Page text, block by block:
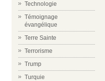
Technologie
Témoignage
évangélique
Terre Sainte
Terrorisme
Trump
Turquie